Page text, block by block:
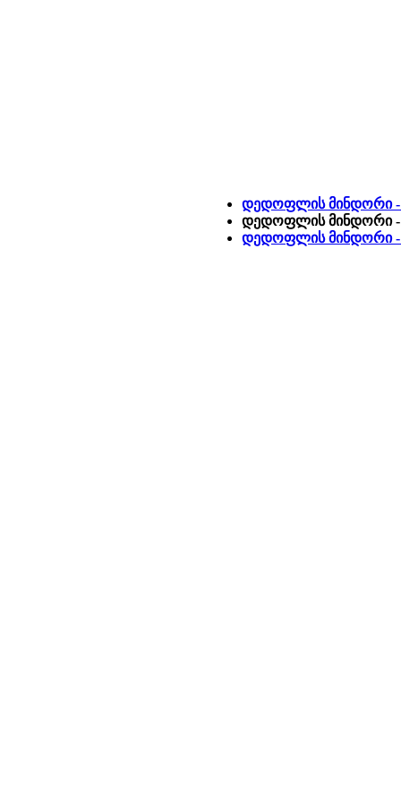
დედოფლის მინდორი -
დედოფლის მინდორი -
დედოფლის მინდორი